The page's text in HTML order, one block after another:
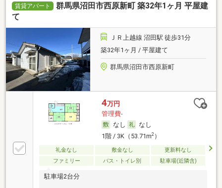
賃貸アパート
群馬県沼田市西原新町 築32年1ヶ月 平屋建
て
ＪＲ上越線 沼田駅 徒歩31分
築32年1ヶ月 / 平屋建て
群馬県沼田市西原新町
4万円
管理費-
なし
なし
1階 / 3K（53.71m2）
礼金なし 敷金なし
更新料なし
ファミリー
バス・トイレ別 駐車場(近隣含)
駐車場2台分